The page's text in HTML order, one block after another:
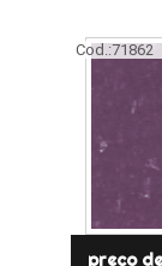
Cod.:71862
preço